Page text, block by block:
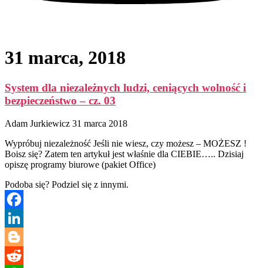
31 marca, 2018
System dla niezależnych ludzi, ceniących wolność i
bezpieczeństwo – cz. 03
Adam Jurkiewicz 31 marca 2018
Wypróbuj niezależność Jeśli nie wiesz, czy możesz – MOŻESZ !
Boisz się? Zatem ten artykuł jest właśnie dla CIEBIE….. Dzisiaj
opiszę programy biurowe (pakiet Office)
Podoba się? Podziel się z innymi.
Facebook
LinkedIn
Blogger